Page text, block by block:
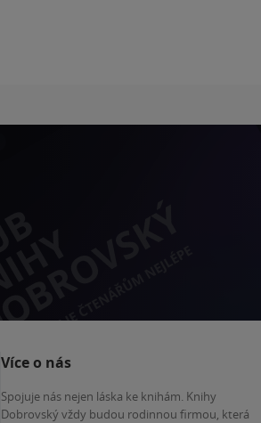
Více o nás
Spojuje nás nejen láska ke knihám. Knihy
Dobrovský vždy budou rodinnou firmou, která